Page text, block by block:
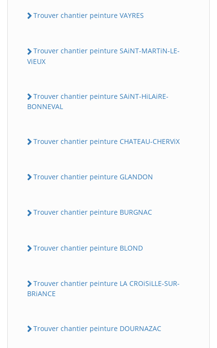
Trouver chantier peinture VAYRES
Trouver chantier peinture SAiNT-MARTiN-LE-
ViEUX
Trouver chantier peinture SAiNT-HiLAiRE-
BONNEVAL
Trouver chantier peinture CHATEAU-CHERViX
Trouver chantier peinture GLANDON
Trouver chantier peinture BURGNAC
Trouver chantier peinture BLOND
Trouver chantier peinture LA CROiSiLLE-SUR-
BRiANCE
Trouver chantier peinture DOURNAZAC